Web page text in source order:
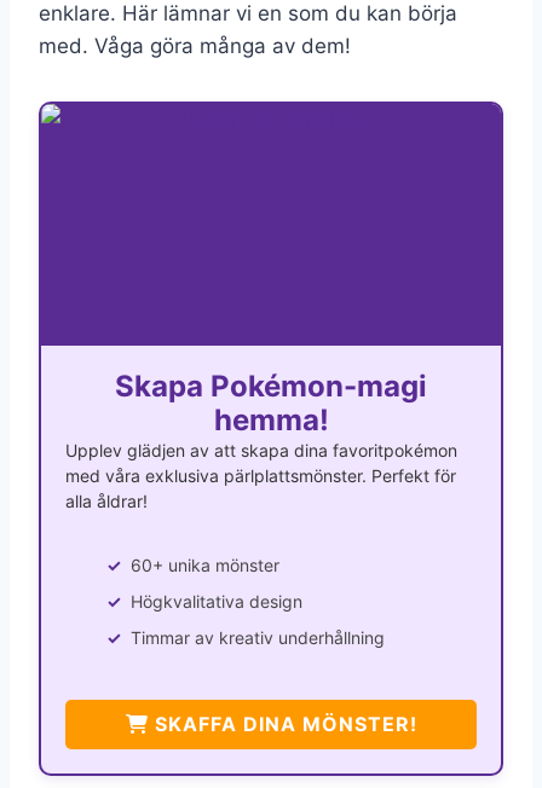
enklare. Här lämnar vi en som du kan börja
med. Våga göra många av dem!
Skapa Pokémon-magi
hemma!
Upplev glädjen av att skapa dina favoritpokémon
med våra exklusiva pärlplattsmönster. Perfekt för
alla åldrar!
60+ unika mönster
Högkvalitativa design
Timmar av kreativ underhållning
SKAFFA DINA MÖNSTER!